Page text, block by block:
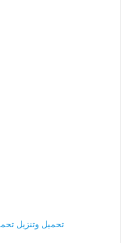
تحميل وتنزيل